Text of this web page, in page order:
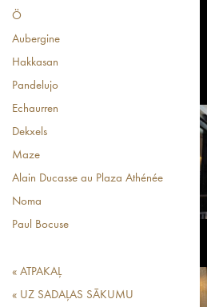
Ö
Aubergine
Hakkasan
Pandelujo
Echaurren
Dekxels
Maze
Alain Ducasse au Plaza Athénée
Noma
Paul Bocuse
« ATPAKAĻ
« UZ SADAĻAS SĀKUMU